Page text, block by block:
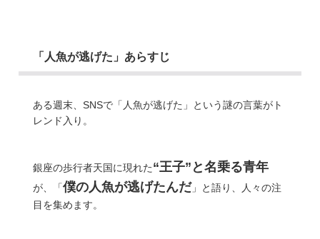
「人魚が逃げた」あらすじ
ある週末、SNSで「人魚が逃げた」という謎の言葉がト
レンド入り。
銀座の歩行者天国に現れた“王子”と名乗る青年
が、「僕の人魚が逃げたんだ 」と語り、人々の注
目を集めます。